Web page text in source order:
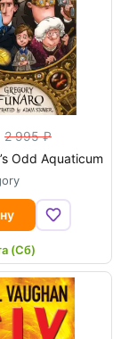
2 995
Odd Aquaticum
(Сб)